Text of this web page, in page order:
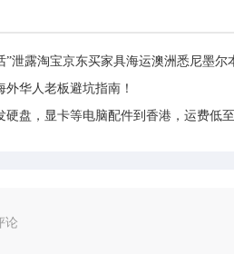
外华人老板避坑指南！
硬盘，显卡等电脑配件到香港，运费低
论